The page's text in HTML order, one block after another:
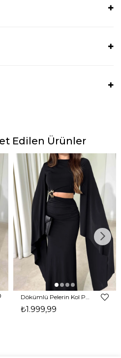
Edilen Ürünler
Dökümlü Pelerin Kol Pencere Detaylı Maxi Siyah Arlev Kadın Elbise 26Y511
₺1.999,99